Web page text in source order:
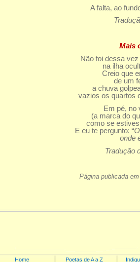
A falta, ao
Mais
Não foi dessa
na ilha
Creio que
de um
a chuva
vazios os quartos
Em pé, no
(a marca do
como se
E eu te pergunto: “
onde
Tradução de
Página publicada
Home Poetas de A a Z